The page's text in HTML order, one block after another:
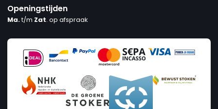
Openingstijden
Ma.t/m Zat. op afspraak